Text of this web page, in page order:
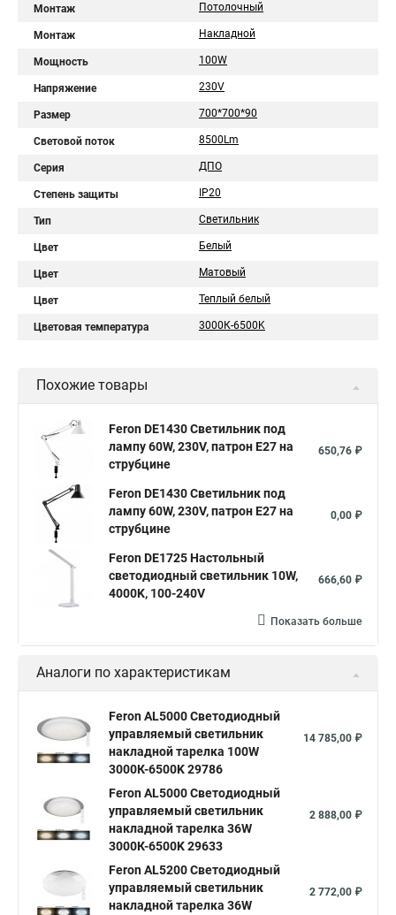
Монтаж Потолочный
Монтаж Накладной
Мощность 100W
Напряжение 230V
Размер 700*700*90
Световой поток 8500Lm
Серия ДПО
Степень защиты IP20
Тип Светильник
Цвет Белый
Цвет Матовый
Цвет Теплый белый
Цветовая температура 3000К-6500K
Похожие товары
Feron DE1430 Светильник под
лампу 60W, 230V, патрон E27 на
струбцине
650,76 ₽
Feron DE1430 Светильник под
лампу 60W, 230V, патрон E27 на
струбцине
0,00 ₽
Feron DE1725 Настольный
светодиодный светильник 10W,
4000K, 100-240V
666,60 ₽
Показать больше
Аналоги по характеристикам
Feron AL5000 Светодиодный
управляемый светильник
накладной тарелка 100W
3000К-6500K 29786
14 785,00 ₽
Feron AL5000 Светодиодный
управляемый светильник
накладной тарелка 36W
3000К-6500K 29633
2 888,00 ₽
Feron AL5200 Светодиодный
управляемый светильник
накладной тарелка 36W
2 772,00 ₽